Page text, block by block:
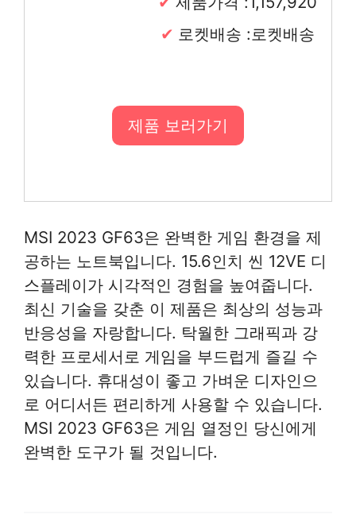
로켓배송 :로켓배송
제품 보러가기
MSI 2023 GF63은 완벽한 게임 환경을 제
공하는 노트북입니다. 15.6인치 씬 12VE 디
스플레이가 시각적인 경험을 높여줍니다.
최신 기술을 갖춘 이 제품은 최상의 성능과
반응성을 자랑합니다. 탁월한 그래픽과 강
력한 프로세서로 게임을 부드럽게 즐길 수
있습니다. 휴대성이 좋고 가벼운 디자인으
로 어디서든 편리하게 사용할 수 있습니다.
MSI 2023 GF63은 게임 열정인 당신에게
완벽한 도구가 될 것입니다.